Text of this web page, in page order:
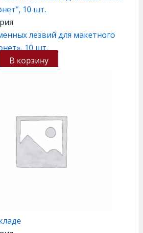
лезвий для макетного
10 шт.
В корзину